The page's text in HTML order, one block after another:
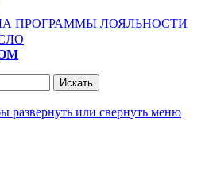
ПРОГРАММЫ ЛОЯЛЬНОСТИ
Искать
развернуть или свернуть меню